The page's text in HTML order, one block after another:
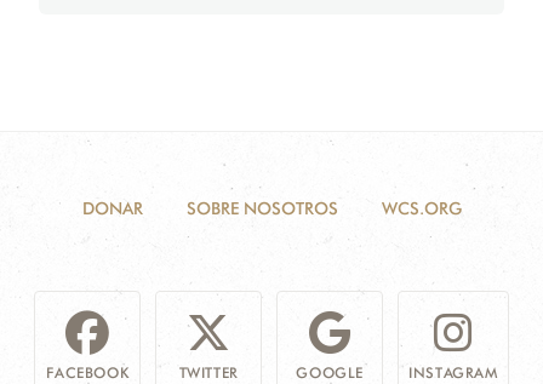
DONAR SOBRE NOSOTROS WCS.ORG
FACEBOOK TWITTER GOOGLE INSTAGRAM